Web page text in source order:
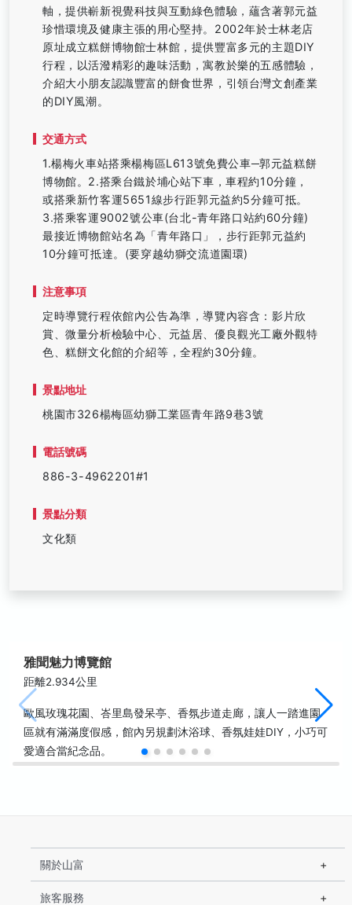
軸，提供嶄新視覺科技與互動綠色體驗，蘊含著郭元益
珍惜環境及健康主張的用心堅持。2002年於士林老店
原址成立糕餅博物館士林館，提供豐富多元的主題DIY
行程，以活潑精彩的趣味活動，寓教於樂的五感體驗，
介紹大小朋友認識豐富的餅食世界，引領台灣文創產業
的DIY風潮。
交通方式
1.楊梅火車站搭乘楊梅區L613號免費公車─郭元益糕餅
博物館。2.搭乘台鐵於埔心站下車，車程約10分鐘，
或搭乘新竹客運5651線步行距郭元益約5分鐘可抵。
3.搭乘客運9002號公車(台北-青年路口站約60分鐘)
最接近博物館站名為「青年路口」，步行距郭元益約
10分鐘可抵達。(要穿越幼獅交流道園環)
注意事項
定時導覽行程依館內公告為準，導覽內容含：影片欣
賞、微量分析檢驗中心、元益居、優良觀光工廠外觀特
色、糕餅文化館的介紹等，全程約30分鐘。
景點地址
桃園市326楊梅區幼獅工業區青年路9巷3號
電話號碼
886-3-4962201#1
景點分類
文化類
雅聞魅力博覽館
距離2.934公里
歐風玫瑰花園、峇里島發呆亭、香氛步道走廊，讓人一踏進園
區就有滿滿度假感，館內另規劃沐浴球、香氛娃娃DIY，小巧可
愛適合當紀念品。
關於山富
旅客服務